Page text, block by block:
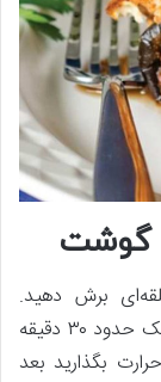
گوشت
برش دهید.
بادمجان‌ها را نیز پوست بگیرید و داخل آب و نمک حدود ۳۰ دقیقه
بگذارید بعد